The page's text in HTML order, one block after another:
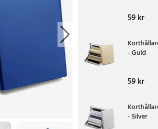
Pris:59 kr
59 kr
- Guld
Pris:59 kr
59 kr
- Silver